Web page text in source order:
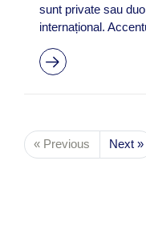
sunt private sau
internațional.
« Previous Next »